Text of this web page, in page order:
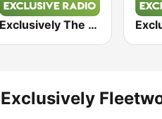
Exclusively The Doors
Exclusively